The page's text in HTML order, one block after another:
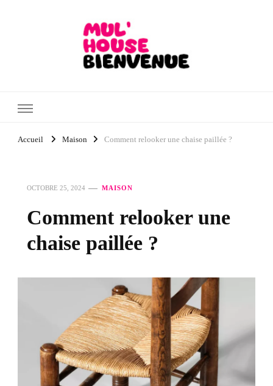
Accueil Maison Comment relooker une chaise paillée ?
OCTOBRE 25, 2024 MAISON
Comment relooker une
chaise paillée ?